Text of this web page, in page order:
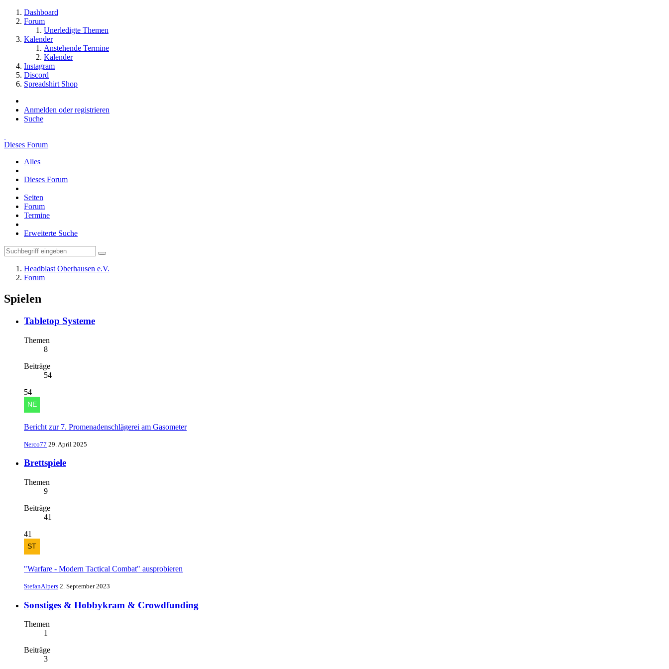
Dashboard
Forum
Unerledigte Themen
Kalender
Anstehende Termine
Kalender
Instagram
Discord
Spreadshirt Shop
Anmelden oder registrieren
Suche
Dieses Forum
Alles
Dieses Forum
Seiten
Forum
Termine
Erweiterte Suche
Headblast Oberhausen e.V.
Forum
Spielen
Tabletop Systeme
Themen
8
Beiträge
54
54
Bericht zur 7. Promenadenschlägerei am Gasometer
Nerco77 29. April 2025
Brettspiele
Themen
9
Beiträge
41
41
"Warfare - Modern Tactical Combat" ausprobieren
StefanAlpers 2. September 2023
Sonstiges & Hobbykram & Crowdfunding
Themen
1
Beiträge
3